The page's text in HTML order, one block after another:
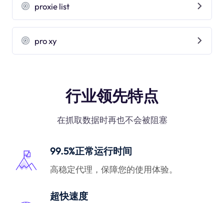
proxie list
pro xy
行业领先特点
在抓取数据时再也不会被阻塞
99.5%正常运行时间
高稳定代理，保障您的使用体验。
超快速度